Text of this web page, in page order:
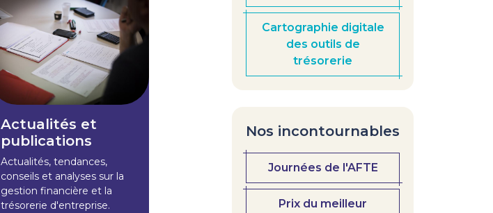
Actualités et
publications
Actualités, tendances,
conseils et analyses sur la
gestion financière et la
trésorerie d'entreprise.
Cartographie digitale
des outils de
trésorerie
Nos incontournables
Journées de l'AFTE
Prix du meilleur